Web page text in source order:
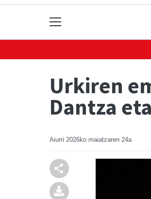
Urkiren
Dantza
Aiurri 2026ko maiatzaren 24a